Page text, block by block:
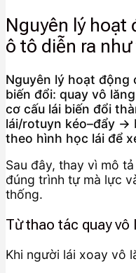
Nguyên lý hoạt
ô tô diễn ra
Nguyên lý hoạt động
biến đổi: quay vô
cơ cấu lái biến đổi
lái/rotuyn kéo–đẩy →
theo hình học lái để
Sau đây, thay vì mô
đúng trình tự mà lực
thống.
Từ thao tác quay vô
Khi người lái xoay vô